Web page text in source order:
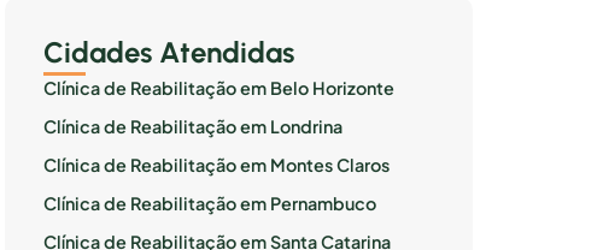
Cidades Atendidas
Clínica de Reabilitação em Belo Horizonte
Clínica de Reabilitação em Londrina
Clínica de Reabilitação em Montes Claros
Clínica de Reabilitação em Pernambuco
Clínica de Reabilitação em Santa Catarina